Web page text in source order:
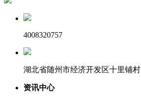
4008320757
湖北省随州市经济开发区十里铺村
资讯中心